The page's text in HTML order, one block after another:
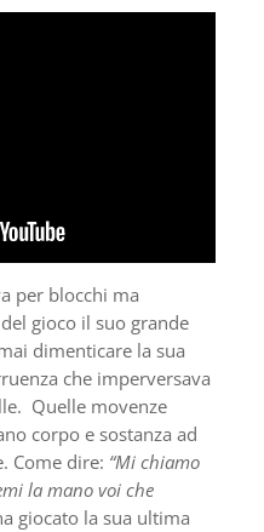
per blocchi ma
gioco il suo grande
dimenticare la sua
che imperversava
Quelle movenze
corpo e sostanza ad
Come dire: “Mi chiamo
la mano voi che
giocato la sua ultima